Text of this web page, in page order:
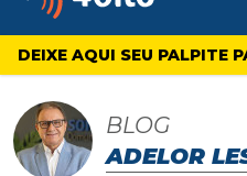
4oito
DEIXE AQUI SEU PALPITE
BLOG
ADELOR